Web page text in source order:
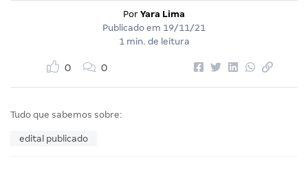
Por Yara Lima
Publicado em 19/11/21
1 min. de leitura
0 0
Tudo que sabemos sobre:
edital publicado